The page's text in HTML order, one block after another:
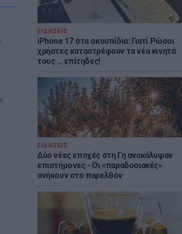
ΕΙΔΗΣΕΙΣ
iPhone 17 στα σκουπίδια: Γιατί Ρώσοι
χρήστες καταστρέφουν τα νέα κινητά
τους ... επίτηδες!
ΕΙΔΗΣΕΙΣ
Δύο νέες εποχές στη Γη ανακάλυψαν
επιστήμονες - Oι «παραδοσιακές»
ανήκουν στο παρελθόν